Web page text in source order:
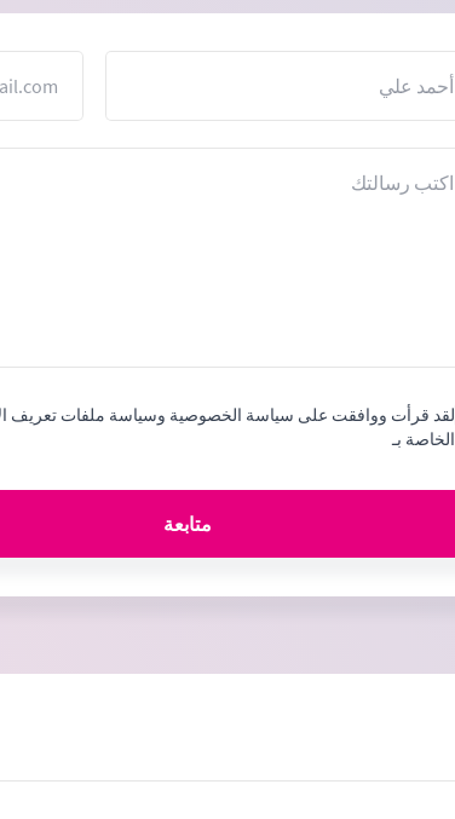
لقد قرأت ووافقت على سياسة الخصوصية وسياسة ملفات تعريف
الخاصة بـ
متابعة